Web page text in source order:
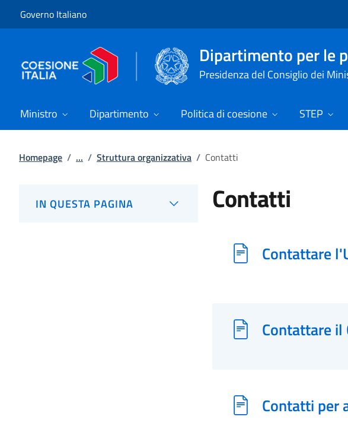
Governo Italiano
Dipartimento per le
Presidenza del Consiglio dei
Ministro Dipartimento Politica di coesione STEP
Homepage / ... / Struttura organizzativa / Contatti
IN QUESTA PAGINA Contatti
Contattare
Contattare il
Contatti per